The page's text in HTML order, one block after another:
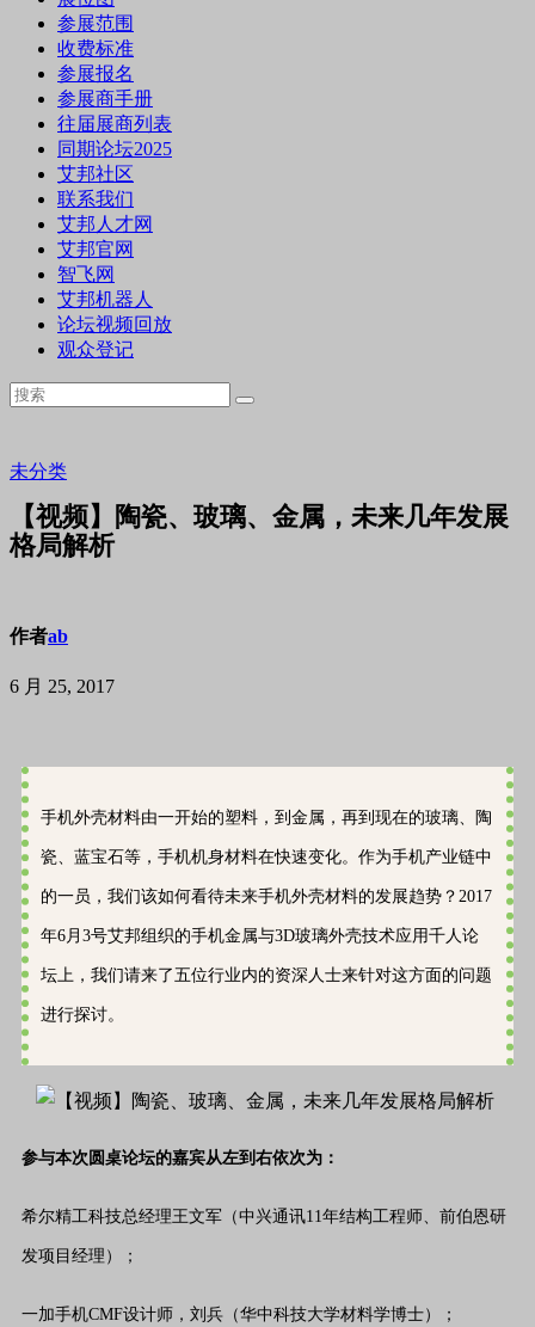
参展范围
收费标准
参展报名
参展商手册
往届展商列表
同期论坛2025
艾邦社区
联系我们
艾邦人才网
艾邦官网
智飞网
艾邦机器人
论坛视频回放
观众登记
未分类
【视频】陶瓷、玻璃、金属，未来几年发展
格局解析
作者ab
6 月 25, 2017
手机外壳材料由一开始的塑料，到金属，再到现在的玻璃、陶
瓷、蓝宝石等，手机机身材料在快速变化。作为手机产业链中
的一员，我们该如何看待未来手机外壳材料的发展趋势？2017
年6月3号艾邦组织的手机金属与3D玻璃外壳技术应用千人论
坛上，我们请来了五位行业内的资深人士来针对这方面的问题
进行探讨。
参与本次圆桌论坛的嘉宾从左到右依次为：
希尔精工科技总经理王文军（中兴通讯11年结构工程师、前伯恩研
发项目经理）；
一加手机CMF设计师，刘兵（华中科技大学材料学博士）；